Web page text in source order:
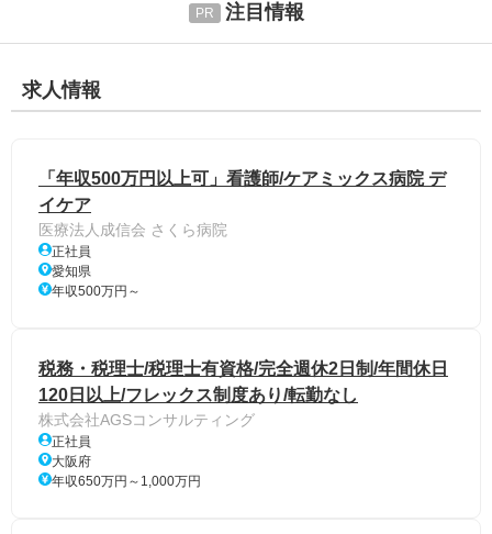
注目情報
求人情報
「年収500万円以上可」看護師/ケアミックス病院 デ
イケア
医療法人成信会 さくら病院
正社員
愛知県
年収500万円～
税務・税理士/税理士有資格/完全週休2日制/年間休日
120日以上/フレックス制度あり/転勤なし
株式会社AGSコンサルティング
正社員
大阪府
年収650万円～1,000万円